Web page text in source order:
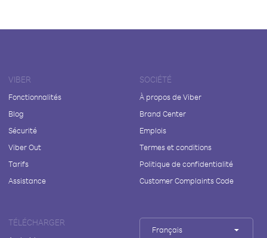
VIBER
Fonctionnalités
Blog
Sécurité
Viber Out
Tarifs
Assistance
SOCIÉTÉ
À propos de Viber
Brand Center
Emplois
Termes et conditions
Politique de confidentialité
Customer Complaints Code
TÉLÉCHARGER
Français